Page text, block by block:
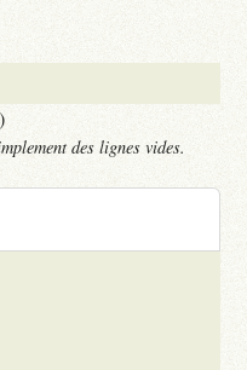
des lignes vides.